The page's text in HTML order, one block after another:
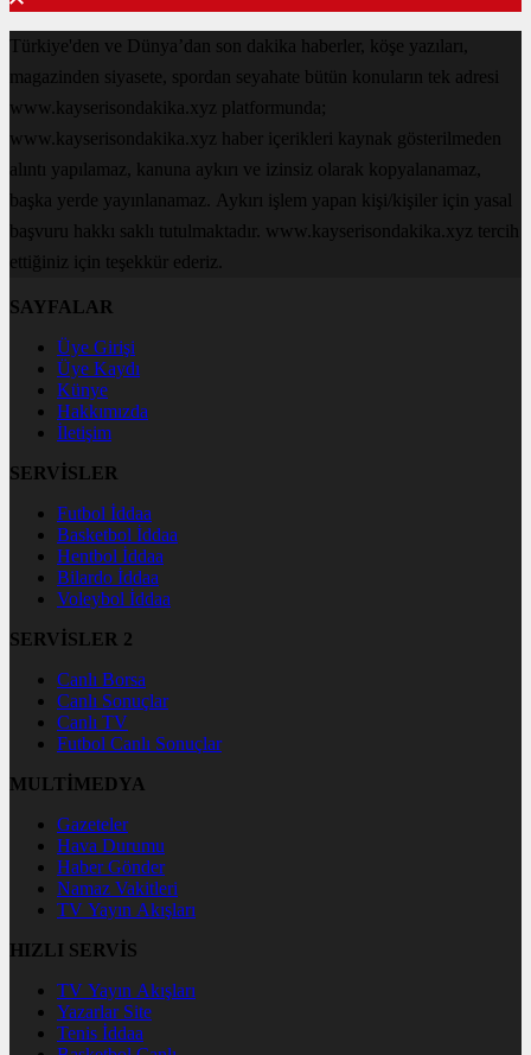
Türkiye'den ve Dünya’dan son dakika haberler, köşe yazıları,
magazinden siyasete, spordan seyahate bütün konuların tek adresi
www.kayserisondakika.xyz platformunda;
www.kayserisondakika.xyz haber içerikleri kaynak gösterilmeden
alıntı yapılamaz, kanuna aykırı ve izinsiz olarak kopyalanamaz,
başka yerde yayınlanamaz. Aykırı işlem yapan kişi/kişiler için yasal
başvuru hakkı saklı tutulmaktadır. www.kayserisondakika.xyz tercih
ettiğiniz için teşekkür ederiz.
SAYFALAR
Üye Girişi
Üye Kaydı
Künye
Hakkımızda
İletişim
SERVİSLER
Futbol İddaa
Basketbol İddaa
Hentbol İddaa
Bilardo İddaa
Voleybol İddaa
SERVİSLER 2
Canlı Borsa
Canlı Sonuçlar
Canlı TV
Futbol Canlı Sonuçlar
MULTİMEDYA
Gazeteler
Hava Durumu
Haber Gönder
Namaz Vakitleri
TV Yayın Akışları
HIZLI SERVİS
TV Yayın Akışları
Yazarlar Site
Tenis İddaa